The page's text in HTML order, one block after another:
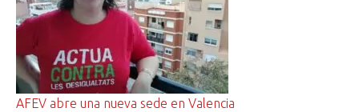
AFEV abre una nueva sede en Valencia